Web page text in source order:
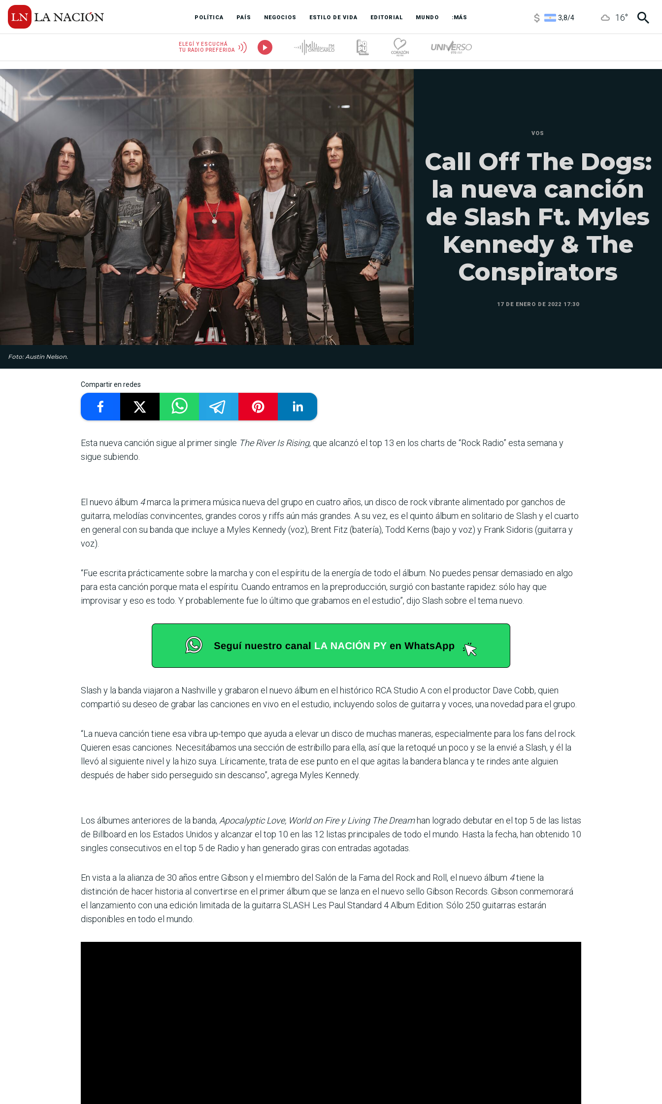
POLÍTICA PAÍS NEGOCIOS ESTILO DE VIDA EDITORIAL MUNDO :MÁS
3,8/4
16°
ELEGÍ Y ESCUCHÁ
TU RADIO PREFERIDA
Foto: Austin Nelson.
VOS
Call Off The Dogs:
la nueva canción
de Slash Ft. Myles
Kennedy & The
Conspirators
17 DE ENERO DE 2022 17:30
Compartir en redes
Esta nueva canción sigue al primer single The River Is Rising, que alcanzó el top 13 en los charts de “Rock Radio” esta semana y
sigue subiendo.
El nuevo álbum 4marca la primera música nueva del grupo en cuatro años, un disco de rock vibrante alimentado por ganchos de
guitarra, melodías convincentes, grandes coros y riffs aún más grandes. A su vez, es el quinto álbum en solitario de Slash y el cuarto
en general con su banda que incluye a Myles Kennedy (voz), Brent Fitz (batería), Todd Kerns (bajo y voz) y Frank Sidoris (guitarra y
voz).
“Fue escrita prácticamente sobre la marcha y con el espíritu de la energía de todo el álbum. No puedes pensar demasiado en algo
para esta canción porque mata el espíritu. Cuando entramos en la preproducción, surgió con bastante rapidez: sólo hay que
improvisar y eso es todo. Y probablemente fue lo último que grabamos en el estudio”, dijo Slash sobre el tema nuevo.
Slash y la banda viajaron a Nashville y grabaron el nuevo álbum en el histórico RCA Studio A con el productor Dave Cobb, quien
compartió su deseo de grabar las canciones en vivo en el estudio, incluyendo solos de guitarra y voces, una novedad para el grupo.
“La nueva canción tiene esa vibra up-tempo que ayuda a elevar un disco de muchas maneras, especialmente para los fans del rock.
Quieren esas canciones. Necesitábamos una sección de estribillo para ella, así que la retoqué un poco y se la envié a Slash, y él la
llevó al siguiente nivel y la hizo suya. Líricamente, trata de ese punto en el que agitas la bandera blanca y te rindes ante alguien
después de haber sido perseguido sin descanso”, agrega Myles Kennedy.
Los álbumes anteriores de la banda, Apocalyptic Love, World on Fire y Living The Dreamhan logrado debutar en el top 5 de las listas
de Billboard en los Estados Unidos y alcanzar el top 10 en las 12 listas principales de todo el mundo. Hasta la fecha, han obtenido 10
singles consecutivos en el top 5 de Radio y han generado giras con entradas agotadas.
En vista a la alianza de 30 años entre Gibson y el miembro del Salón de la Fama del Rock and Roll, el nuevo álbum 4tiene la
distinción de hacer historia al convertirse en el primer álbum que se lanza en el nuevo sello Gibson Records. Gibson conmemorará
el lanzamiento con una edición limitada de la guitarra SLASH Les Paul Standard 4 Album Edition. Sólo 250 guitarras estarán
disponibles en todo el mundo.